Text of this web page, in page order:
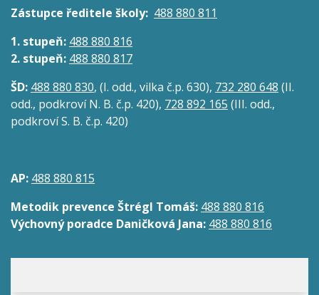
Zástupce ředitele školy: 488 880 811
1. stupeň:488 880 816
2. stupeň:488 880 817
ŠD:488 880 830, (I. odd., vilka č.p. 630), 732 280 648(II.
odd., podkroví N. B. č.p. 420), 728 892 165(III. odd.,
podkroví S. B. č.p. 420)
AP:488 880 815
Metodik prevence Štrégl Tomáš:488 880 816
Výchovný poradce Daničková Jana:488 880 816